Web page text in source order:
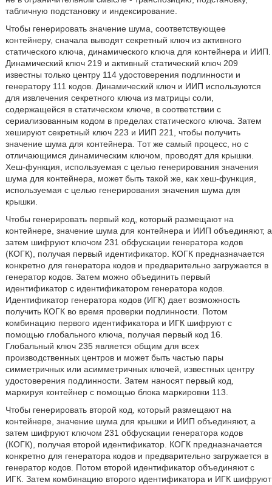
табличную подстановку и индексирование.
Чтобы генерировать значение шума, соответствующее
контейнеру, сначала выводят секретный ключ из активного
статического ключа, динамического ключа для контейнера и ИИП.
Динамический ключ 219 и активный статический ключ 209
известны только центру 114 удостоверения подлинности и
генератору 111 кодов. Динамический ключ и ИИП используются
для извлечения секретного ключа из матрицы соли,
содержащейся в статическом ключе, в соответствии с
сериализованным кодом в пределах статического ключа. Затем
хешируют секретный ключ 223 и ИИП 221, чтобы получить
значение шума для контейнера. Тот же самый процесс, но с
отличающимся динамическим ключом, проводят для крышки.
Хеш-функция, используемая с целью генерирования значения
шума для контейнера, может быть такой же, как хеш-функция,
используемая с целью генерирования значения шума для
крышки.
Чтобы генерировать первый код, который размещают на
контейнере, значение шума для контейнера и ИИП объединяют, а
затем шифруют ключом 231 обфускации генератора кодов
(КОГК), получая первый идентификатор. КОГК предназначается
конкретно для генератора кодов и предварительно загружается в
генератор кодов. Затем можно объединить первый
идентификатор с идентификатором генератора кодов.
Идентификатор генератора кодов (ИГК) дает возможность
получить КОГК во время проверки подлинности. Потом
комбинацию первого идентификатора и ИГК шифруют с
помощью глобального ключа, получая первый код 16.
Глобальный ключ 235 является общим для всех
производственных центров и может быть частью пары
симметричных или асимметричных ключей, известных центру
удостоверения подлинности. Затем наносят первый код,
маркируя контейнер с помощью блока маркировки 113.
Чтобы генерировать второй код, который размещают на
контейнере, значение шума для крышки и ИИП объединяют, а
затем шифруют ключом 231 обфускации генератора кодов
(КОГК), получая второй идентификатор. КОГК предназначается
конкретно для генератора кодов и предварительно загружается в
генератор кодов. Потом второй идентификатор объединяют с
ИГК. Затем комбинацию второго идентификатора и ИГК шифруют